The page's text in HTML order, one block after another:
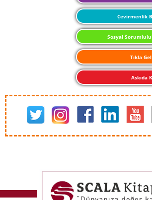
Çevirmenlik
Sosyal
Tıkla
Askıda